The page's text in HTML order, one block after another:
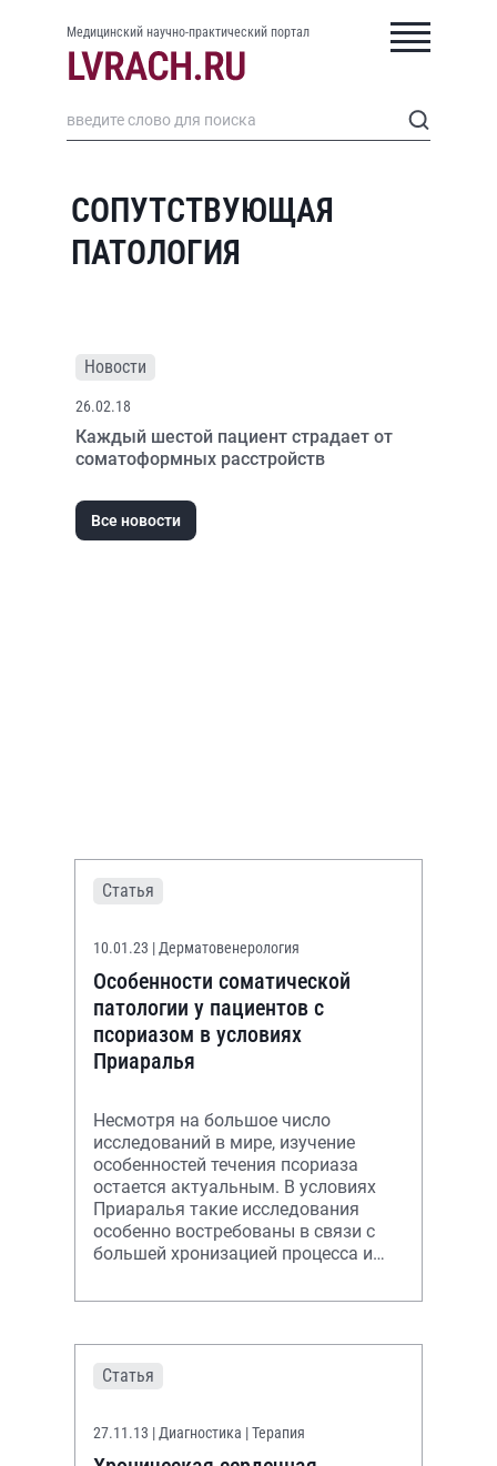
Медицинский научно-практический портал
СОПУТСТВУЮЩАЯ
ПАТОЛОГИЯ
Новости
26.02.18
Каждый шестой пациент страдает от
соматоформных расстройств
Все новости
Статья
10.01.23 | Дерматовенерология
Особенности соматической
патологии у пациентов с
псориазом в условиях
Приаралья
Несмотря на большое число
исследований в мире, изучение
особенностей течения псориаза
остается актуальным. В условиях
Приаралья такие исследования
особенно востребованы в связи с
большей хронизацией процесса и
инвалидности среди этой к
Статья
27.11.13 | Диагностика | Терапия